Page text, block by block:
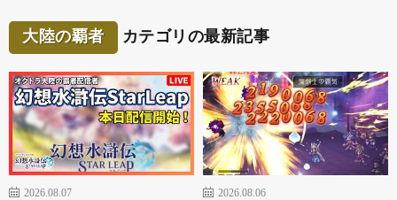
大陸の覇者 カテゴリの最新記事
2026.08.07 2026.08.06